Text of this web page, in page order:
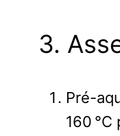
3.
Pré-
160